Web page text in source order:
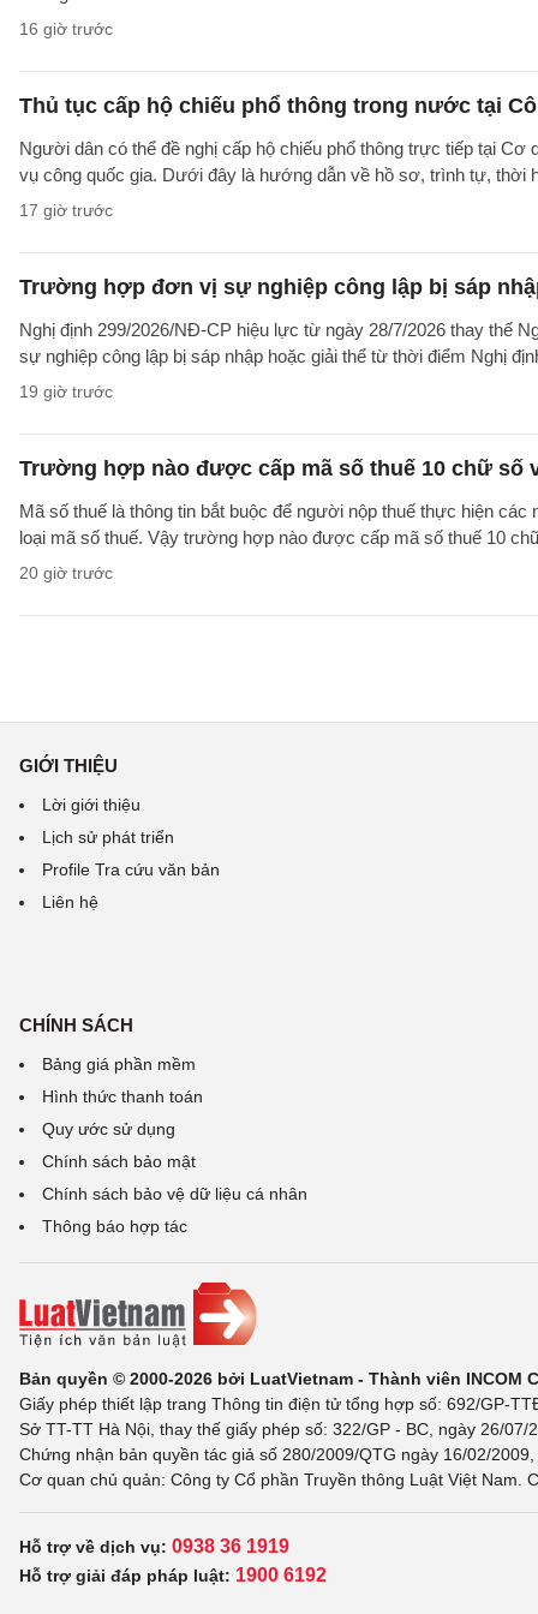
16 giờ trước
Thủ tục cấp hộ chiếu phổ thông trong nước tại
Người dân có thể đề nghị cấp hộ chiếu phổ thông trực tiếp tại
vụ công quốc gia. Dưới đây là hướng dẫn về hồ sơ, trình tự, thời
17 giờ trước
Trường hợp đơn vị sự nghiệp công lập bị sáp
Nghị định 299/2026/NĐ-CP hiệu lực từ ngày 28/7/2026 thay thế
sự nghiệp công lập bị sáp nhập hoặc giải thể từ thời điểm Nghị
19 giờ trước
Trường hợp nào được cấp mã số thuế 10 chữ số
Mã số thuế là thông tin bắt buộc để người nộp thuế thực hiện
loại mã số thuế. Vậy trường hợp nào được cấp mã số thuế 10
20 giờ trước
GIỚI THIỆU
Lời giới thiệu
Lịch sử phát triển
Profile Tra cứu văn bản
Liên hệ
CHÍNH SÁCH
Bảng giá phần mềm
Hình thức thanh toán
Quy ước sử dụng
Chính sách bảo mật
Chính sách bảo vệ dữ liệu cá nhân
Thông báo hợp tác
Bản quyền © 2000-2026 bởi LuatVietnam - Thành viên INCOM
Giấy phép thiết lập trang Thông tin điện tử tổng hợp số: 692/GP-
Sở TT-TT Hà Nội, thay thế giấy phép số: 322/GP - BC, ngày 26/
Chứng nhận bản quyền tác giả số 280/2009/QTG ngày 16/02/
Cơ quan chủ quản: Công ty Cổ phần Truyền thông Luật Việt Nam.
Hỗ trợ về dịch vụ: 0938 36 1919
Hỗ trợ giải đáp pháp luật: 1900 6192